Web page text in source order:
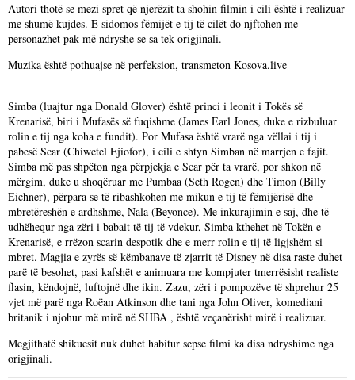
Autori thotë se mezi spret që njerëzit ta shohin filmin i cili është i realizuar
me shumë kujdes. E sidomos fëmijët e tij të cilët do njftohen me
personazhet pak më ndryshe se sa tek origjinali.
Muzika është pothuajse në perfeksion, transmeton Kosova.live
Simba (luajtur nga Donald Glover) është princi i leonit i Tokës së
Krenarisë, biri i Mufasës së fuqishme (James Earl Jones, duke e rizbuluar
rolin e tij nga koha e fundit). Por Mufasa është vrarë nga vëllai i tij i
pabesë Scar (Chiwetel Ejiofor), i cili e shtyn Simban në marrjen e fajit.
Simba më pas shpëton nga përpjekja e Scar për ta vrarë, por shkon në
mërgim, duke u shoqëruar me Pumbaa (Seth Rogen) dhe Timon (Billy
Eichner), përpara se të ribashkohen me mikun e tij të fëmijërisë dhe
mbretëreshën e ardhshme, Nala (Beyonce). Me inkurajimin e saj, dhe të
udhëhequr nga zëri i babait të tij të vdekur, Simba kthehet në Tokën e
Krenarisë, e rrëzon scarin despotik dhe e merr rolin e tij të ligjshëm si
mbret. Magjia e zyrës së këmbanave të zjarrit të Disney në disa raste duhet
parë të besohet, pasi kafshët e animuara me kompjuter tmerrësisht realiste
flasin, këndojnë, luftojnë dhe ikin. Zazu, zëri i pompozëve të shprehur 25
vjet më parë nga Roëan Atkinson dhe tani nga John Oliver, komediani
britanik i njohur më mirë në SHBA , është veçanërisht mirë i realizuar.
Megjithatë shikuesit nuk duhet habitur sepse filmi ka disa ndryshime nga
origjinali.